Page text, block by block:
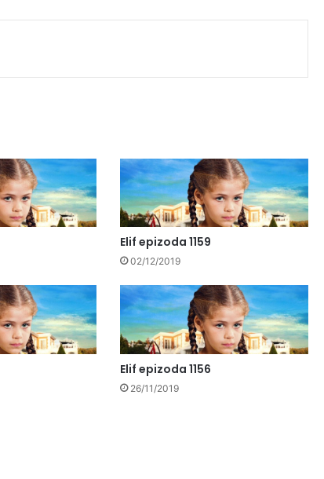
Elif epizoda 1159
02/12/2019
Elif epizoda 1156
26/11/2019